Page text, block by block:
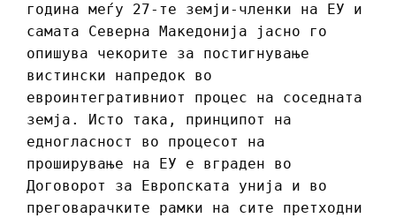
година меѓу 27-те земји-членки на ЕУ и
самата Северна Македонија јасно го
опишува чекорите за постигнување
вистински напредок во
евроинтегративниот процес на соседната
земја. Исто така, принципот на
едногласност во процесот на
проширување на ЕУ е вграден во
Договорот за Европската унија и во
преговарачките рамки на сите претходни